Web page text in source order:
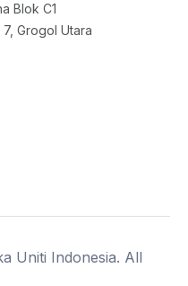
Blok C1
7, Grogol Utara
Uniti Indonesia. All